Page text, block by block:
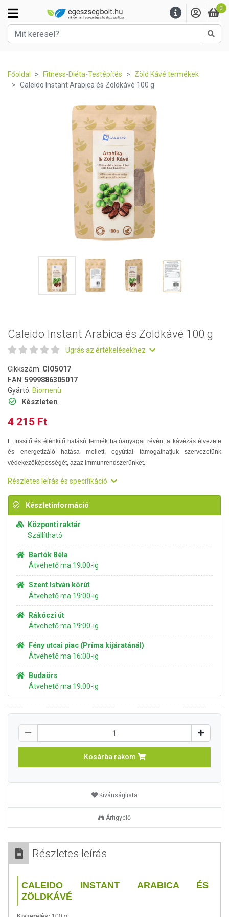
0
Főoldal Fitness-Diéta-Testépítés
Zöld Kávé termékek
Caleido Instant Arabica és Zöldkávé 100 g
Caleido Instant Arabica és Zöldkávé 100 g
Ugrás az értékelésekhez
Cikkszám: CIO5017
EAN: 5999886305017
Gyártó: Biomenü
Készleten
4 215 Ft
E frissítő és élénkítő hatású termék hatóanyagai révén, a kávézás élvezete
és energetizáló hatása mellett, egyúttal támogathatjuk szervezetünk
védekezőképességét, azaz immunrendszerünket.
Részletes leírás és specifikáció
Készletinformáció
Központi raktár
Szállítható
Bartók Béla
Átvehető ma 19:00-ig
Szent István körút
Átvehető ma 19:00-ig
Rákóczi út
Átvehető ma 19:00-ig
Fény utcai piac (Príma kijáratánál)
Átvehető ma 16:00-ig
Budaörs
Átvehető ma 19:00-ig
Kosárba rakom
Kívánságlista
Árfigyelő
Részletes leírás
CALEIDO INSTANT ARABICA ÉS
ZÖLDKÁVÉ